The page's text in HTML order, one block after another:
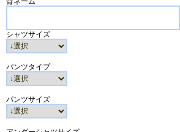
シャツサイズ
パンツタイプ
パンツサイズ